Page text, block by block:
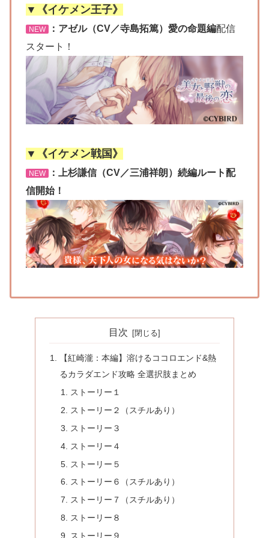
▼《イケメン王子》
NEW ：アゼル（CV／寺島拓篤）愛の命題編配信
スタート！
▼《イケメン戦国》
NEW
：上杉謙信（CV／三浦祥朗）続編ルート配
信開始！
目次
【紅崎瀧：本編】溶けるココロエンド&熱
るカラダエンド攻略 全選択肢まとめ
ストーリー１
ストーリー２（スチルあり）
ストーリー３
ストーリー４
ストーリー５
ストーリー６（スチルあり）
ストーリー７（スチルあり）
ストーリー８
ストーリー９